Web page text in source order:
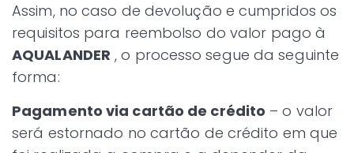
Assim, no caso de devolução e cumpridos os
requisitos para reembolso do valor pago à
AQUALANDER , o processo segue da seguinte
forma:
Pagamento via cartão de crédito – o valor
será estornado no cartão de crédito em que